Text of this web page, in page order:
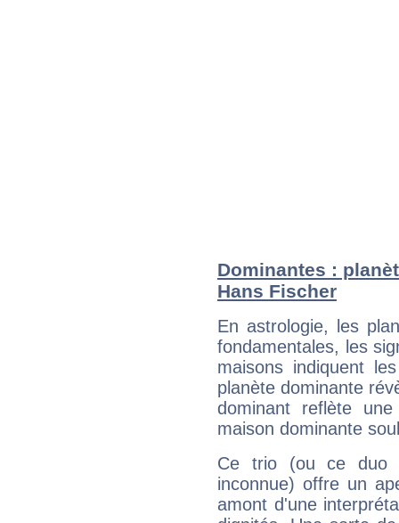
Dominantes :
Hans Fischer
En astrologie, les
fondamentales, les
maisons indiquent
planète dominante
dominant reflète
maison dominante
Ce trio (ou ce duo
inconnue) offre un
amont d'une